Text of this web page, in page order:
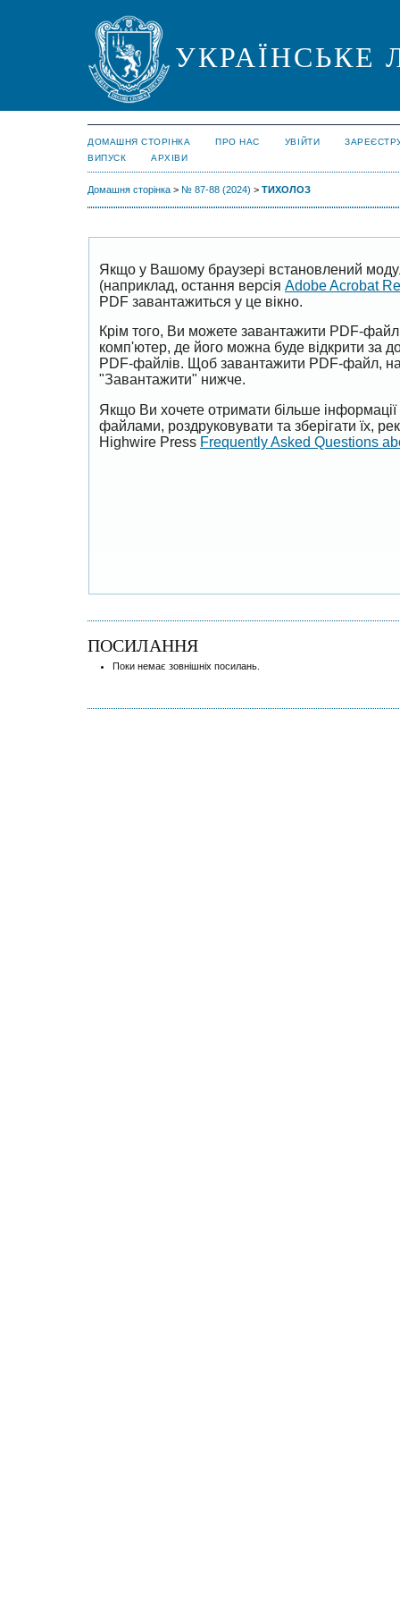
УКРАЇНСЬКЕ
ДОМАШНЯ СТОРІНКА ПРО НАС УВІЙТИ
ВИПУСК
АРХІВИ
Домашня сторінка > № 87-88 (2024) > ТИХОЛОЗ
Якщо у Вашому браузері встановлений
(наприклад, остання версія Adobe Acrobat
PDF завантажиться у це вікно.
Крім того, Ви можете завантажити PDF-
комп'ютер, де його можна буде відкрити за
PDF-файлів. Щоб завантажити PDF-файл,
"Завантажити" нижче.
Якщо Ви хочете отримати більше
файлами, роздруковувати та зберігати їх,
Highwire Press Frequently Asked Questions
ПОСИЛАННЯ
Поки немає зовнішніх посилань.